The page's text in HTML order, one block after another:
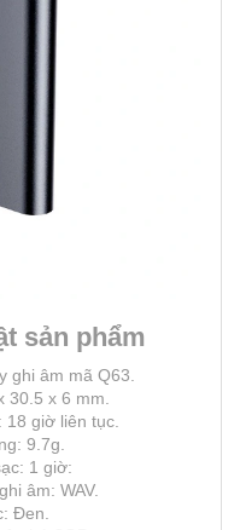
sản phẩm
ghi âm mã Q63.
30.5 x 6 mm.
18 giờ liên tục.
9.7g.
1 giờ:
âm: WAV.
Đen.